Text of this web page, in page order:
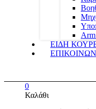
ΕΙΔΗ
0
Καλάθι